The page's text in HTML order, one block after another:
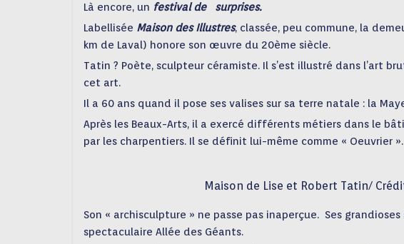
Là encore, un festival de surprises.
Labellisée Maison des Illustres, classée, peu commune, la
km de Laval) honore son œuvre du 20ème siècle.
Tatin ? Poète, sculpteur céramiste. Il s’est illustré dans l’art
cet art.
Il a 60 ans quand il pose ses valises sur sa terre natale : la
Après les Beaux-Arts, il a exercé différents métiers dans le
par les charpentiers. Il se définit lui-même comme « Oeuvrier ».
Maison de Lise et Robert Tatin/
Son « archisculpture » ne passe pas inaperçue. Ses
spectaculaire Allée des Géants.